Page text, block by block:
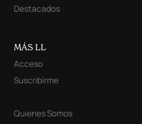
Destacados
MÁS LL
Acceso
Suscribirme
Quienes Somos